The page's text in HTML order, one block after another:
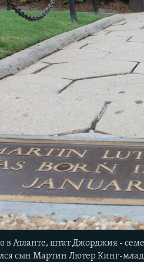
Атланте, штат Джорджия -
сын Мартин Лютер Кинг-